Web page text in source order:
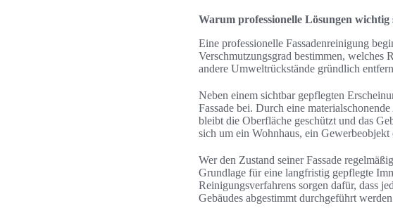
Warum professionelle Lösungen wichtig
Eine professionelle Fassadenreinigung
Verschmutzungsgrad bestimmen, welches
andere Umweltrückstände gründlich
Neben einem sichtbar gepflegten
Fassade bei. Durch eine
bleibt die Oberfläche geschützt und das
sich um ein Wohnhaus, ein
Wer den Zustand seiner Fassade
Grundlage für eine langfristig gepflegte
Reinigungsverfahrens sorgen dafür, dass
Gebäudes abgestimmt durchgeführt